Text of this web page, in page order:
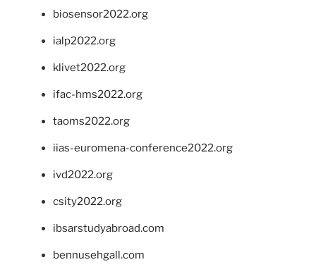
biosensor2022.org
ialp2022.org
klivet2022.org
ifac-hms2022.org
taoms2022.org
iias-euromena-conference2022.org
ivd2022.org
csity2022.org
ibsarstudyabroad.com
bennusehgall.com